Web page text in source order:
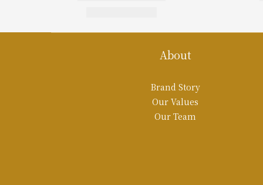
About
Brand Story
Our Values
Our Team